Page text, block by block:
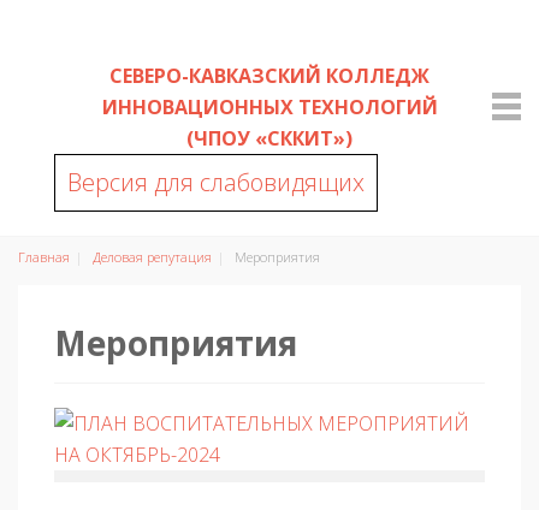
СЕВЕРО-КАВКАЗСКИЙ КОЛЛЕДЖ
ИННОВАЦИОННЫХ ТЕХНОЛОГИЙ
(ЧПОУ «СККИТ»)
Версия для слабовидящих
Главная Деловая репутация Мероприятия
Мероприятия